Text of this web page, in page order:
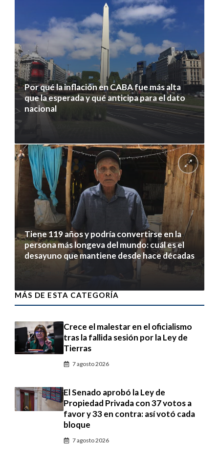
Por qué la inflación en CABA fue más alta
que la esperada y qué anticipa para el dato
nacional
Tiene 119 años y podría convertirse en la
persona más longeva del mundo: cuál es el
desayuno que mantiene desde hace décadas
MÁS DE ESTA CATEGORÍA
Crece el malestar en el oficialismo
tras la fallida sesión por la Ley de
Tierras
7 agosto 2026
El Senado aprobó la Ley de
Propiedad Privada con 37 votos a
favor y 33 en contra: así votó cada
bloque
7 agosto 2026